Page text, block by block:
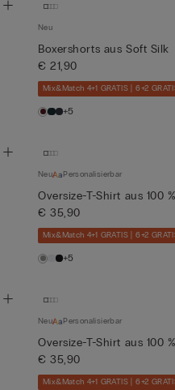
Neu
Boxershorts aus Soft Silk
€ 21,90
Mix&Match 4+1 GRATIS | 6+2
+5
Neu Personalisierbar
Oversize-T-Shirt aus 100
€ 35,90
Mix&Match 4+1 GRATIS | 6+2
+5
Neu Personalisierbar
Oversize-T-Shirt aus 100
€ 35,90
Mix&Match 4+1 GRATIS | 6+2